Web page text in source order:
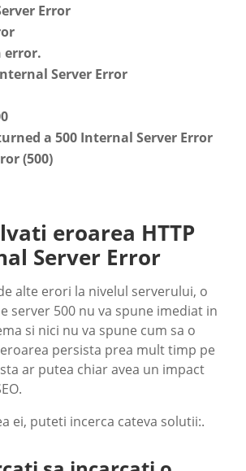
Error
error.
Server Error
a 500 Internal Server Error
(500)
eroarea HTTP
Server Error
alte erori la nivelul serverului, o
server 500 nu va spune imediat in
si nici nu va spune cum sa o
persista prea mult timp pe
ar putea chiar avea un impact
ei, puteti incerca cateva solutii:.